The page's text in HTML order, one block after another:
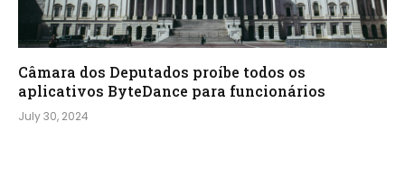
Câmara dos Deputados proíbe todos os
aplicativos ByteDance para funcionários
July 30, 2024